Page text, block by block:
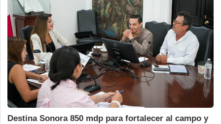
Destina Sonora 850 mdp para fortalecer al campo y